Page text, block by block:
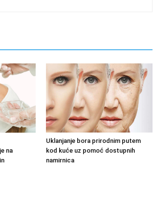
na
Uklanjanje bora prirodnim putem
kod kuće uz pomoć dostupnih
namirnica